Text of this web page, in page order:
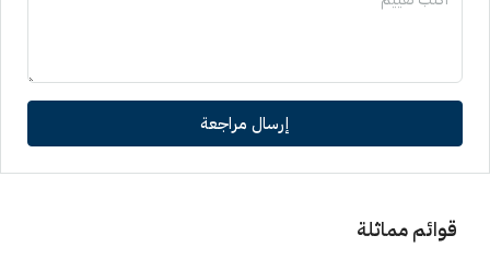
إرسال مراجعة
قوائم مماثلة